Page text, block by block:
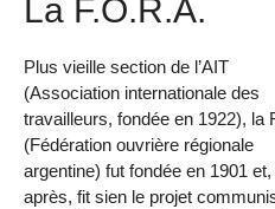
La F.O.R.A.
Plus vieille section de l’AIT
(Association internationale des
travailleurs, fondée en 1922), la
(Fédération ouvrière régionale
argentine) fut fondée en 1901
après, fit sien le projet